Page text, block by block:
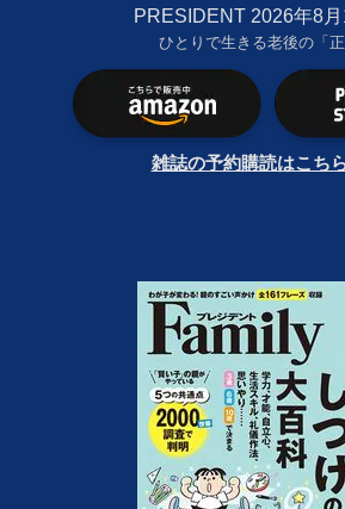
PRESIDENT 2026年8
ひとりで生きる老後の「正
雑誌の予約購読はこち